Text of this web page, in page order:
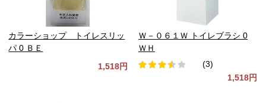
カラーショップ トイレスリッ
パ 0 ＢＥ
1,518円
Ｗ－０６１Ｗ トイレブラシ 0
ＷＨ
(3)
1,518円